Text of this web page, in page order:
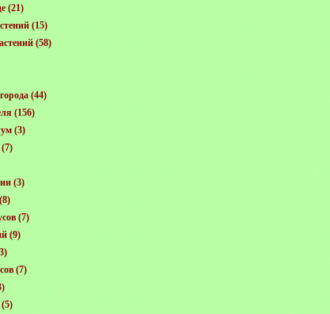
(21)
(15)
(58)
(44)
(156)
(3)
(7)
(3)
(8)
(7)
(9)
(7)
(5)